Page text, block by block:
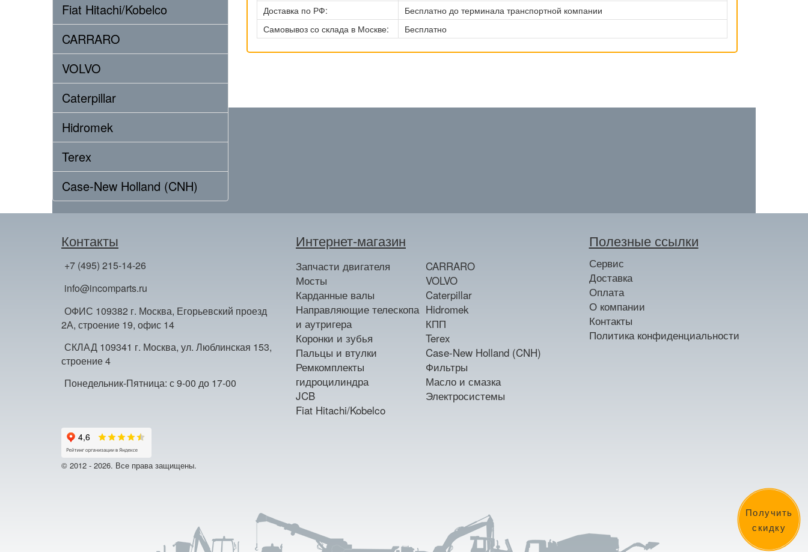
Получить
скидку
Fiat Hitachi/Kobelco
CARRARO
VOLVO
Caterpillar
Hidromek
Terex
Case-New Holland (CNH)
Доставка по РФ:
Бесплатно до терминала транспортной компании
Самовывоз со склада в Москве:
Бесплатно
Контакты
+7 (495) 215-14-26
info@incomparts.ru
ОФИС 109382 г. Москва, Егорьевский проезд
2А, строение 19, офис 14
СКЛАД 109341 г. Москва, ул. Люблинская 153,
строение 4
Понедельник-Пятница: с 9-00 до 17-00
Интернет-магазин
Запчасти двигателя
Мосты
Карданные валы
Направляющие телескопа
и аутригера
Коронки и зубья
Пальцы и втулки
Ремкомплекты
гидроцилиндра
JCB
Fiat Hitachi/Kobelco
CARRARO
VOLVO
Caterpillar
Hidromek
КПП
Terex
Case-New Holland (CNH)
Фильтры
Масло и смазка
Электросистемы
Полезные ссылки
Сервис
Доставка
Оплата
О компании
Контакты
Политика конфиденциальности
© 2012 - 2026. Все права защищены.